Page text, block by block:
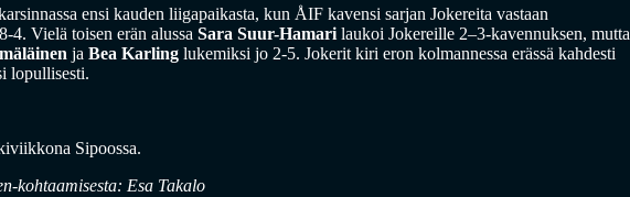
ensi kauden liigapaikasta, kun ÅIF kavensi sarjan Jokereita vastaan
4. Vielä toisen erän alussa Sara Suur-Hamari laukoi Jokereille 2–3-kavennuksen, mutta
ja Bea Karling lukemiksi jo 2-5. Jokerit kiri eron kolmannessa erässä kahdesti
lopullisesti.
Sipoossa.
kohtaamisesta: Esa Takalo